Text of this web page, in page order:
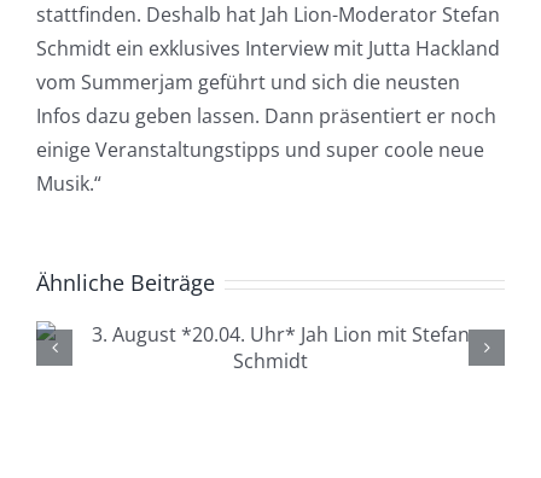
stattfinden. Deshalb hat Jah Lion-Moderator Stefan
Schmidt ein exklusives Interview mit Jutta Hackland
vom Summerjam geführt und sich die neusten
Infos dazu geben lassen. Dann präsentiert er noch
einige Veranstaltungstipps und super coole neue
Musik.“
Ähnliche Beiträge
4. August *20.04. Uhr*
Lüdenscheid Live mit Ingo